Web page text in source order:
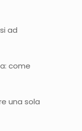
ad
come
una sola